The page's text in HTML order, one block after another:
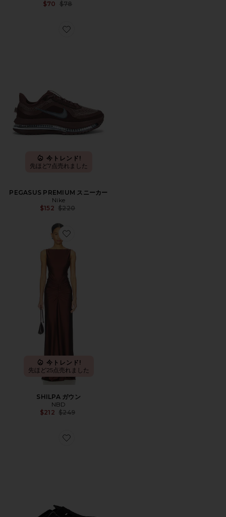
$70 Previous price:
$78
Favorite PEGASUS PREMIUM スニーカー
今トレンド!
先ほど7点売れました
PEGASUS PREMIUM スニーカー
Nike
$152 Previous price:
$220
Favorite SHILPA ガウン
今トレンド!
先ほど25点売れました
SHILPA ガウン
NBD
$212 Previous price:
$249
Favorite BOSTON CHUNKY クロッグ